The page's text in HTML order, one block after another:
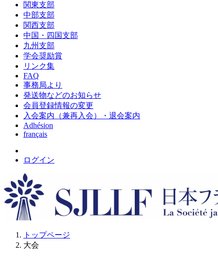
関東支部
中部支部
関西支部
中国・四国支部
九州支部
学会奨励賞
リンク集
FAQ
事務局より
発送物などのお知らせ
会員登録情報の変更
入会案内（兼再入会）・退会案内
Adhésion
français
ログイン
トップページ
大会